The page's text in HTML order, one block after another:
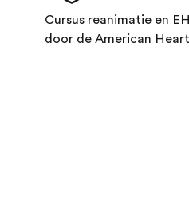
Cursus reanimatie en
door de American